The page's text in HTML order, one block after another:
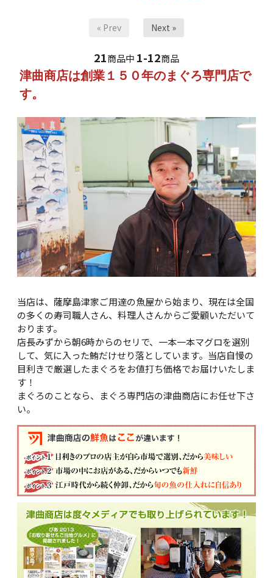
« Prev Next »
21商品中 1-12商品
津曲商店は創業１５０年のまぐろ専門店で
す。
当店は、薩摩島津家ご用達の魚屋から始まり、現在は全国
の多くの寿司職人さん、料理人さんからご愛顧いただいて
おります。
店長みずから朝6時からのセリで、一本一本マグロを選別
して、気に入った鮪だけせり落としています。当店自慢の
目利きで厳選したまぐろをお値打ち価格でお届けいたしま
す！
まぐろのことなら、まぐろ専門店の津曲商店にお任せ下さ
い。